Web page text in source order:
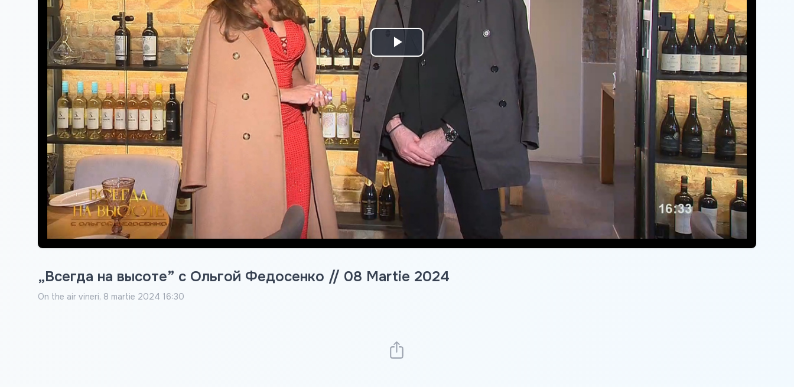
Play
Video
„Всегда на высоте” с Ольгой Федосенко // 08 Martie 2024
On the air vineri, 8 martie 2024 16:30